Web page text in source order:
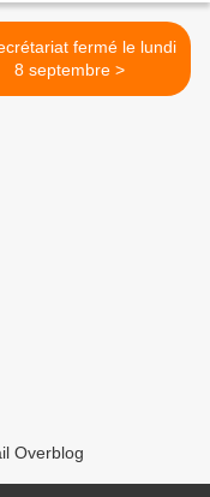
fermé le lundi
8 septembre >
Overblog